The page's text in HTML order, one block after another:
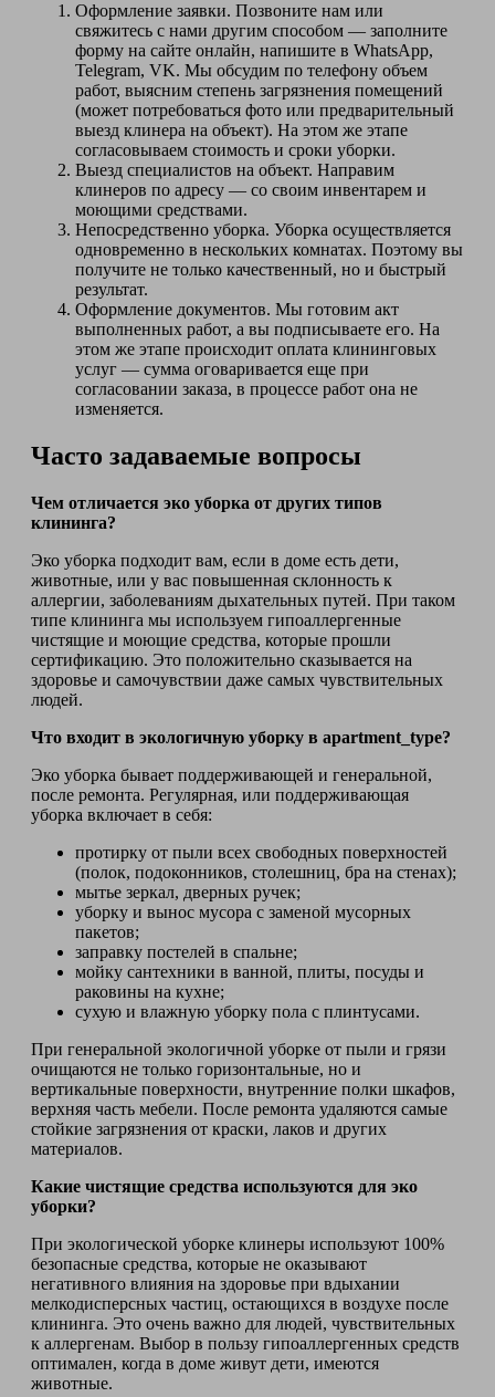
Оформление заявки. Позвоните нам или
свяжитесь с нами другим способом — заполните
форму на сайте онлайн, напишите в WhatsApp,
Telegram, VK. Мы обсудим по телефону объем
работ, выясним степень загрязнения помещений
(может потребоваться фото или предварительный
выезд клинера на объект). На этом же этапе
согласовываем стоимость и сроки уборки.
Выезд специалистов на объект. Направим
клинеров по адресу — со своим инвентарем и
моющими средствами.
Непосредственно уборка. Уборка осуществляется
одновременно в нескольких комнатах. Поэтому вы
получите не только качественный, но и быстрый
результат.
Оформление документов. Мы готовим акт
выполненных работ, а вы подписываете его. На
этом же этапе происходит оплата клининговых
услуг — сумма оговаривается еще при
согласовании заказа, в процессе работ она не
изменяется.
Часто задаваемые вопросы
Чем отличается эко уборка от других типов
клининга?
Эко уборка подходит вам, если в доме есть дети,
животные, или у вас повышенная склонность к
аллергии, заболеваниям дыхательных путей. При таком
типе клининга мы используем гипоаллергенные
чистящие и моющие средства, которые прошли
сертификацию. Это положительно сказывается на
здоровье и самочувствии даже самых чувствительных
людей.
Что входит в экологичную уборку в apartment_type?
Эко уборка бывает поддерживающей и генеральной,
после ремонта. Регулярная, или поддерживающая
уборка включает в себя:
протирку от пыли всех свободных поверхностей
(полок, подоконников, столешниц, бра на стенах);
мытье зеркал, дверных ручек;
уборку и вынос мусора с заменой мусорных
пакетов;
заправку постелей в спальне;
мойку сантехники в ванной, плиты, посуды и
раковины на кухне;
сухую и влажную уборку пола с плинтусами.
При генеральной экологичной уборке от пыли и грязи
очищаются не только горизонтальные, но и
вертикальные поверхности, внутренние полки шкафов,
верхняя часть мебели. После ремонта удаляются самые
стойкие загрязнения от краски, лаков и других
материалов.
Какие чистящие средства используются для эко
уборки?
При экологической уборке клинеры используют 100%
безопасные средства, которые не оказывают
негативного влияния на здоровье при вдыхании
мелкодисперсных частиц, остающихся в воздухе после
клининга. Это очень важно для людей, чувствительных
к аллергенам. Выбор в пользу гипоаллергенных средств
оптимален, когда в доме живут дети, имеются
животные.